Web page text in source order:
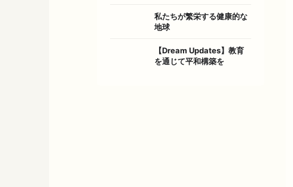
私たちが繁栄する健康的な
地球
【Dream Updates】教育
を通じて平和構築を